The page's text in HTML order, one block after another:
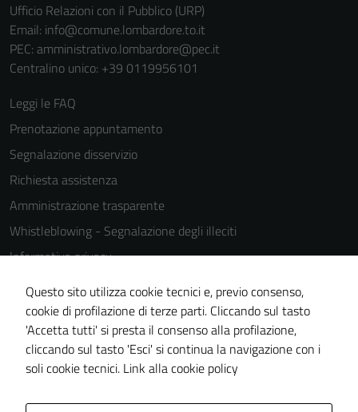
Ufficio Relazioni con il Pubblico (URP)
Email: info@comune.lombardore.to.it
PEC: amministrativo.lombardore@pec.it
Centralino unico: +39 0119956101
Leggi le FAQ
Prenotazione appuntamento
Segnalazione disservizio
Richiesta assistenza
Amministrazione trasparente
Whistleblowing - Segnalazione degli illeciti
Informativa privacy
Cookie Policy
Note legali
Dichiarazione di accessibilità
Piano di miglioramento del sito
Questo sito utilizza cookie tecnici e, previo consenso,
cookie di profilazione di terze parti. Cliccando sul tasto
'Accetta tutti' si presta il consenso alla profilazione,
cliccando sul tasto 'Esci' si continua la navigazione con i
soli cookie tecnici. Link alla cookie policy